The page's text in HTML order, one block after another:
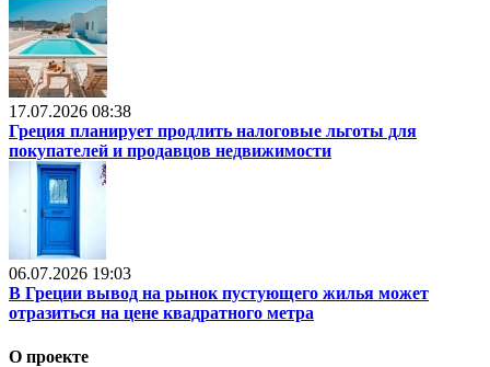
17.07.2026 08:38
Греция планирует продлить налоговые льготы для
покупателей и продавцов недвижимости
06.07.2026 19:03
В Греции вывод на рынок пустующего жилья может
отразиться на цене квадратного метра
О проекте